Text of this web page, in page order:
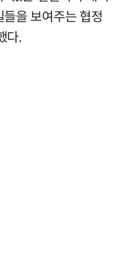
을 보여주는 협정
다.